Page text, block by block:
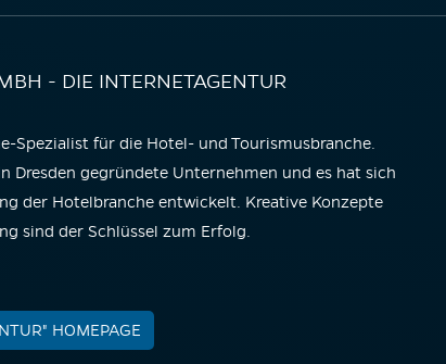
- DIE INTERNETAGENTUR
Spezialist für die Hotel- und Tourismusbranche.
Dresden gegründete Unternehmen und es hat sich
der Hotelbranche entwickelt. Kreative Konzepte
sind der Schlüssel zum Erfolg.
HOMEPAGE